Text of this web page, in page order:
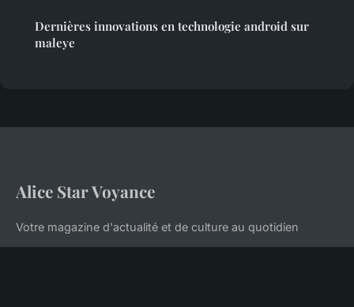
Dernières innovations en technologie android sur
maleye
Alice Star Voyance
Votre magazine d'actualité et de culture au quotidien